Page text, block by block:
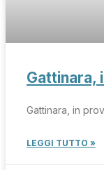
Gattinara,
Gattinara, in
LEGGI TUTTO »